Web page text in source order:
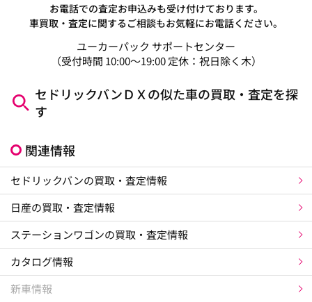
お電話での査定お申込みも受け付けております。
車買取・査定に関するご相談もお気軽にお電話ください。
ユーカーパック サポートセンター
（受付時間 10:00～19:00 定休：祝日除く木）
セドリックバンＤＸの似た車の買取・査定を探
す
関連情報
セドリックバンの買取・査定情報
日産の買取・査定情報
ステーションワゴンの買取・査定情報
カタログ情報
新車情報